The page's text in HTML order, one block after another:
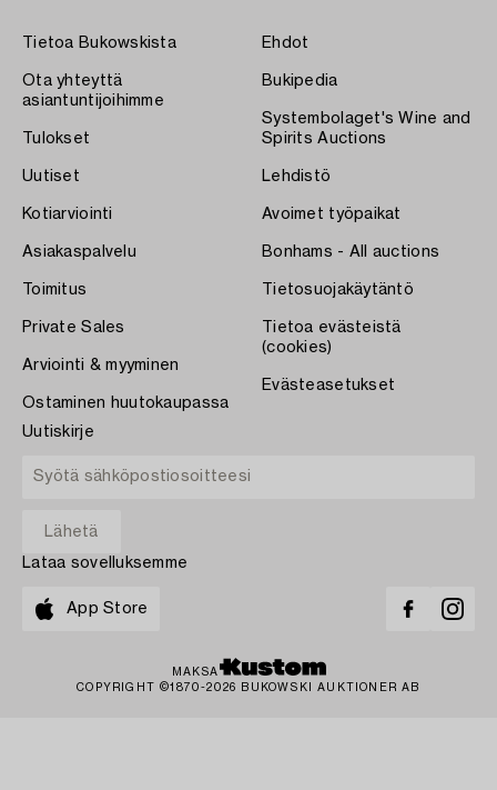
Tietoa Bukowskista
Ota yhteyttä
asiantuntijoihimme
Tulokset
Uutiset
Kotiarviointi
Asiakaspalvelu
Toimitus
Private Sales
Arviointi & myyminen
Ostaminen huutokaupassa
Ehdot
Bukipedia
Systembolaget's Wine and
Spirits Auctions
Lehdistö
Avoimet työpaikat
Bonhams - All auctions
Tietosuojakäytäntö
Tietoa evästeistä
(cookies)
Evästeasetukset
Uutiskirje
Lataa sovelluksemme
App Store
MAKSA
COPYRIGHT ©1870-2026 BUKOWSKI AUKTIONER AB